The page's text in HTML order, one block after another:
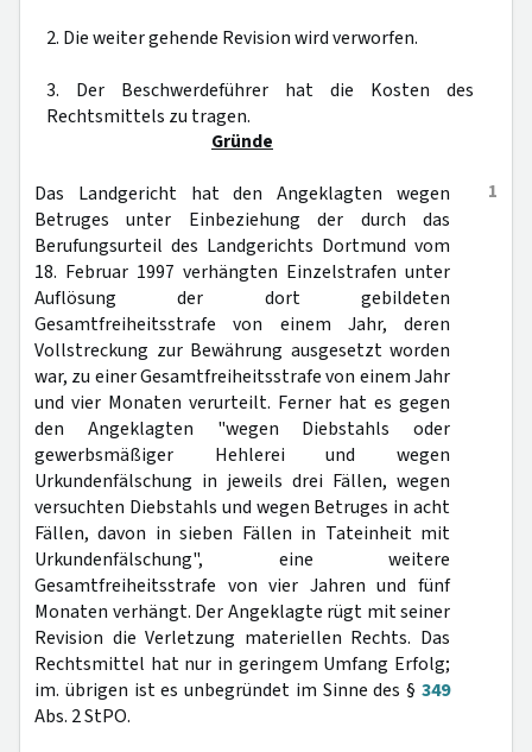
2. Die weiter gehende Revision wird verworfen.
3. Der Beschwerdeführer hat die Kosten des
Rechtsmittels zu tragen.
Gründe
1
Das Landgericht hat den Angeklagten wegen
Betruges unter Einbeziehung der durch das
Berufungsurteil des Landgerichts Dortmund vom
18. Februar 1997 verhängten Einzelstrafen unter
Auflösung der dort gebildeten
Gesamtfreiheitsstrafe von einem Jahr, deren
Vollstreckung zur Bewährung ausgesetzt worden
war, zu einer Gesamtfreiheitsstrafe von einem Jahr
und vier Monaten verurteilt. Ferner hat es gegen
den Angeklagten "wegen Diebstahls oder
gewerbsmäßiger Hehlerei und wegen
Urkundenfälschung in jeweils drei Fällen, wegen
versuchten Diebstahls und wegen Betruges in acht
Fällen, davon in sieben Fällen in Tateinheit mit
Urkundenfälschung", eine weitere
Gesamtfreiheitsstrafe von vier Jahren und fünf
Monaten verhängt. Der Angeklagte rügt mit seiner
Revision die Verletzung materiellen Rechts. Das
Rechtsmittel hat nur in geringem Umfang Erfolg;
im. übrigen ist es unbegründet im Sinne des § 349
Abs. 2 StPO.